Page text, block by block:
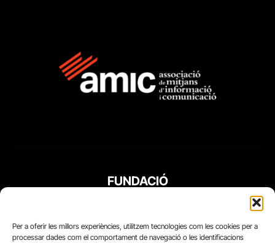
Per a oferir les millors experiències, utilitzem tecnologies com les cookies per a
processar dades com el comportament de navegació o les identificacions
FUNDACIÓ